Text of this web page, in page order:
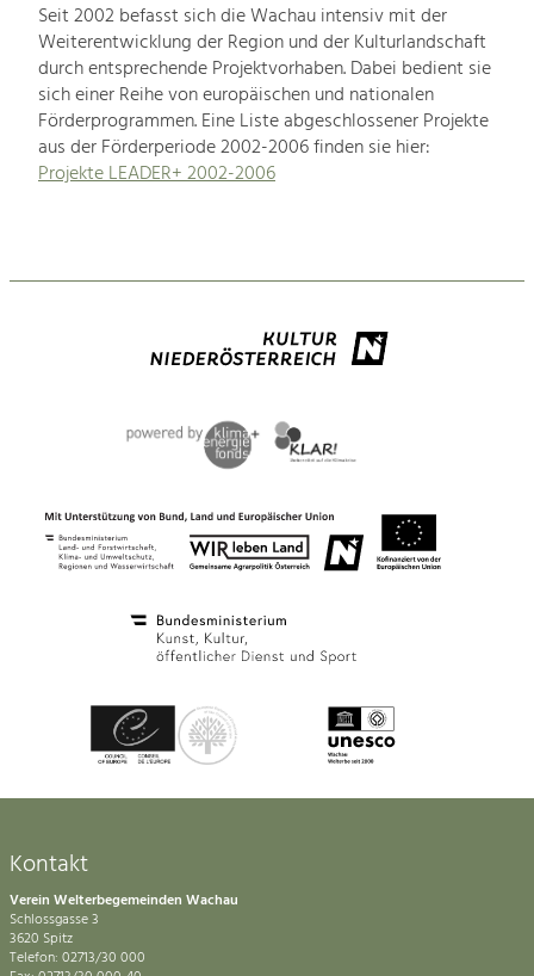
Seit 2002 befasst sich die Wachau intensiv mit der
Weiterentwicklung der Region und der Kulturlandschaft
durch entsprechende Projektvorhaben. Dabei bedient sie
sich einer Reihe von europäischen und nationalen
Förderprogrammen. Eine Liste abgeschlossener Projekte
aus der Förderperiode 2002-2006 finden sie hier:
Projekte LEADER+ 2002-2006
Kontakt
Verein Welterbegemeinden Wachau
Schlossgasse 3
3620 Spitz
Telefon: 02713/30 000